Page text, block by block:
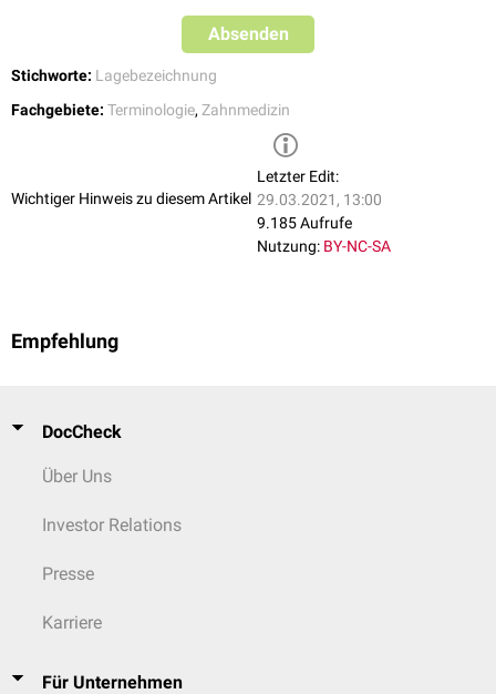
Absenden
Stichworte: Lagebezeichnung
Fachgebiete: Terminologie, Zahnmedizin
Wichtiger Hinweis zu diesem Artikel
Letzter Edit:
29.03.2021, 13:00
9.185 Aufrufe
Nutzung: BY-NC-SA
Empfehlung
DocCheck
Über Uns
Investor Relations
Presse
Karriere
Für Unternehmen